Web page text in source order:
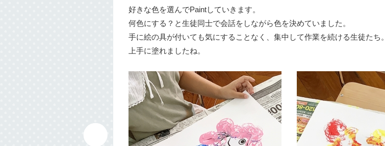
好きな色を選んでPaintしていきます。
何色にする？と生徒同士で会話をしながら色を決めていました。
手に絵の具が付いても気にすることなく、集中して作業を続ける生徒たち。
上手に塗れましたね。